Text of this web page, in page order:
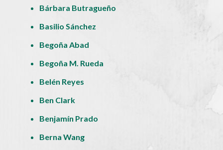
Bárbara Butragueño
Basilio Sánchez
Begoña Abad
Begoña M. Rueda
Belén Reyes
Ben Clark
Benjamín Prado
Berna Wang